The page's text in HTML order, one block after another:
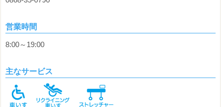
営業時間
8:00～19:00
主なサービス